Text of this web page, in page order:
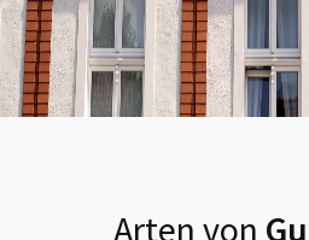
Arten von